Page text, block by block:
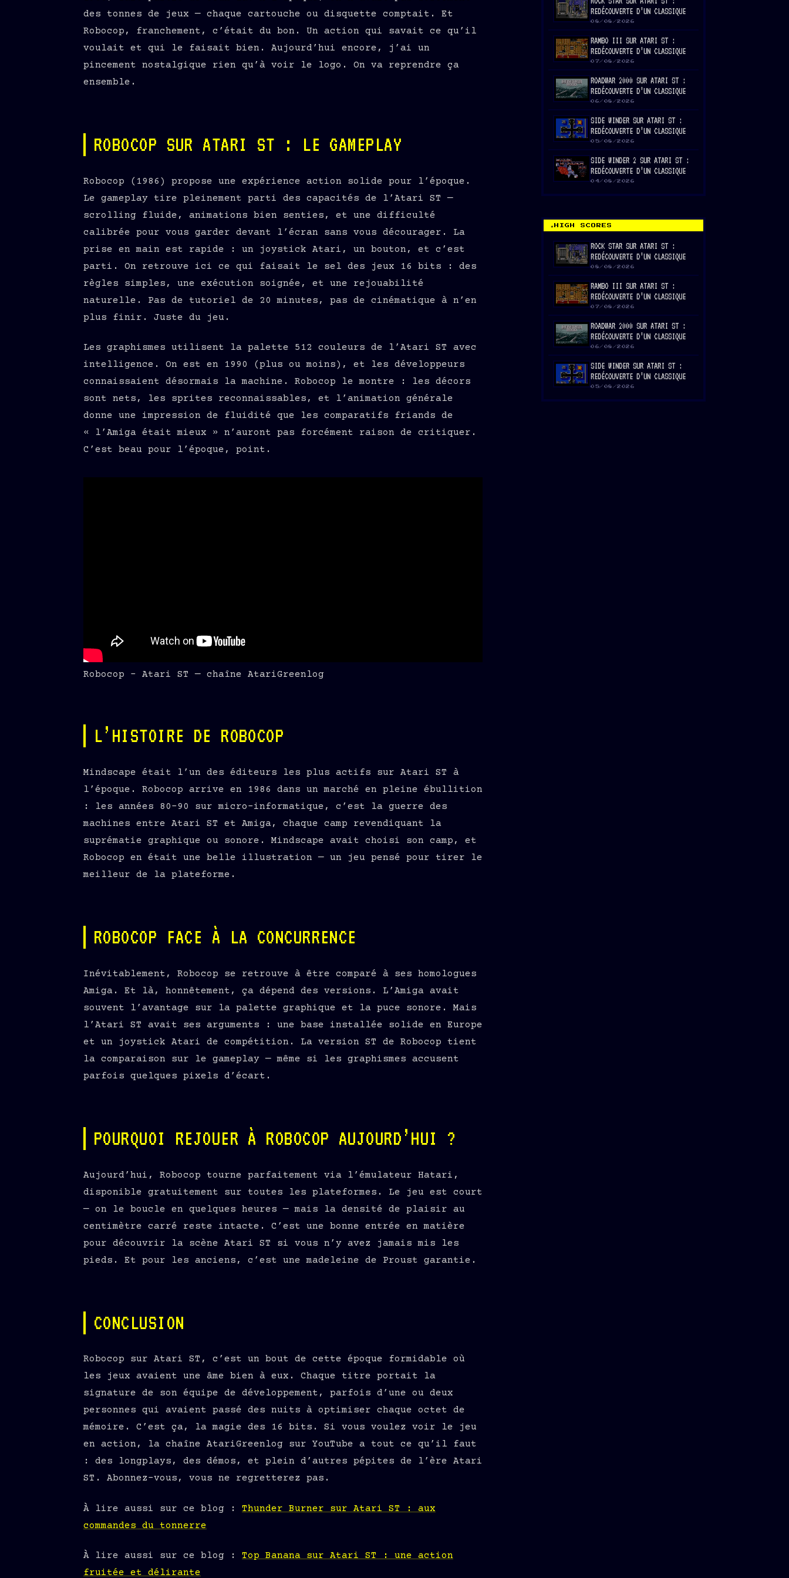
des tonnes de jeux — chaque cartouche ou disquette comptait. Et
Robocop, franchement, c’était du bon. Un action qui savait ce qu’il
voulait et qui le faisait bien. Aujourd’hui encore, j’ai un
pincement nostalgique rien qu’à voir le logo. On va reprendre ça
ensemble.
ROBOCOP SUR ATARI ST : LE GAMEPLAY
Robocop (1986) propose une expérience action solide pour l’époque.
Le gameplay tire pleinement parti des capacités de l’Atari ST —
scrolling fluide, animations bien senties, et une difficulté
calibrée pour vous garder devant l’écran sans vous décourager. La
prise en main est rapide : un joystick Atari, un bouton, et c’est
parti. On retrouve ici ce qui faisait le sel des jeux 16 bits : des
règles simples, une exécution soignée, et une rejouabilité
naturelle. Pas de tutoriel de 20 minutes, pas de cinématique à n’en
plus finir. Juste du jeu.
Les graphismes utilisent la palette 512 couleurs de l’Atari ST avec
intelligence. On est en 1990 (plus ou moins), et les développeurs
connaissaient désormais la machine. Robocop le montre : les décors
sont nets, les sprites reconnaissables, et l’animation générale
donne une impression de fluidité que les comparatifs friands de
« l’Amiga était mieux » n’auront pas forcément raison de critiquer.
C’est beau pour l’époque, point.
Robocop – Atari ST — chaîne AtariGreenlog
L’HISTOIRE DE ROBOCOP
Mindscape était l’un des éditeurs les plus actifs sur Atari ST à
l’époque. Robocop arrive en 1986 dans un marché en pleine ébullition
: les années 80-90 sur micro-informatique, c’est la guerre des
machines entre Atari ST et Amiga, chaque camp revendiquant la
suprématie graphique ou sonore. Mindscape avait choisi son camp, et
Robocop en était une belle illustration — un jeu pensé pour tirer le
meilleur de la plateforme.
ROBOCOP FACE À LA CONCURRENCE
Inévitablement, Robocop se retrouve à être comparé à ses homologues
Amiga. Et là, honnêtement, ça dépend des versions. L’Amiga avait
souvent l’avantage sur la palette graphique et la puce sonore. Mais
l’Atari ST avait ses arguments : une base installée solide en Europe
et un joystick Atari de compétition. La version ST de Robocop tient
la comparaison sur le gameplay — même si les graphismes accusent
parfois quelques pixels d’écart.
POURQUOI REJOUER À ROBOCOP AUJOURD’HUI ?
Aujourd’hui, Robocop tourne parfaitement via l’émulateur Hatari,
disponible gratuitement sur toutes les plateformes. Le jeu est court
— on le boucle en quelques heures — mais la densité de plaisir au
centimètre carré reste intacte. C’est une bonne entrée en matière
pour découvrir la scène Atari ST si vous n’y avez jamais mis les
pieds. Et pour les anciens, c’est une madeleine de Proust garantie.
CONCLUSION
Robocop sur Atari ST, c’est un bout de cette époque formidable où
les jeux avaient une âme bien à eux. Chaque titre portait la
signature de son équipe de développement, parfois d’une ou deux
personnes qui avaient passé des nuits à optimiser chaque octet de
mémoire. C’est ça, la magie des 16 bits. Si vous voulez voir le jeu
en action, la chaîne AtariGreenlog sur YouTube a tout ce qu’il faut
: des longplays, des démos, et plein d’autres pépites de l’ère Atari
ST. Abonnez-vous, vous ne regretterez pas.
À lire aussi sur ce blog : Thunder Burner sur Atari ST : aux
commandes du tonnerre
À lire aussi sur ce blog : Top Banana sur Atari ST : une action
fruitée et délirante
REDÉCOUVERTE D’UN CLASSIQUE
08/08/2026
RAMBO III SUR ATARI ST :
REDÉCOUVERTE D’UN CLASSIQUE
07/08/2026
ROADWAR 2000 SUR ATARI ST :
REDÉCOUVERTE D’UN CLASSIQUE
06/08/2026
SIDE WINDER SUR ATARI ST :
REDÉCOUVERTE D’UN CLASSIQUE
05/08/2026
SIDE WINDER 2 SUR ATARI ST :
REDÉCOUVERTE D’UN CLASSIQUE
04/08/2026
HIGH SCORES
ROCK STAR SUR ATARI ST :
REDÉCOUVERTE D’UN CLASSIQUE
08/08/2026
RAMBO III SUR ATARI ST :
REDÉCOUVERTE D’UN CLASSIQUE
07/08/2026
ROADWAR 2000 SUR ATARI ST :
REDÉCOUVERTE D’UN CLASSIQUE
06/08/2026
SIDE WINDER SUR ATARI ST :
REDÉCOUVERTE D’UN CLASSIQUE
05/08/2026